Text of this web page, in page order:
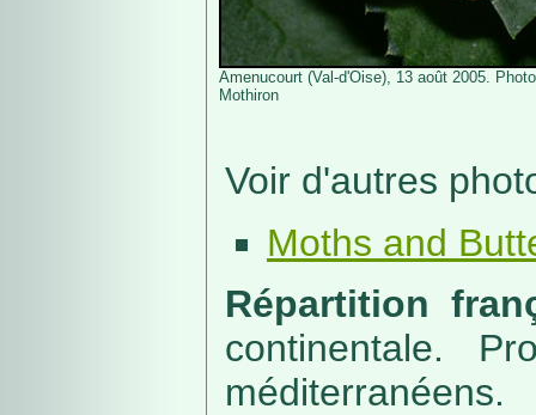
Amenucourt (Val-d'Oise), 13 août 2005.
Mothiron
Voir d'autres
Moths and
Répartition
continentale.
méditerranéens.